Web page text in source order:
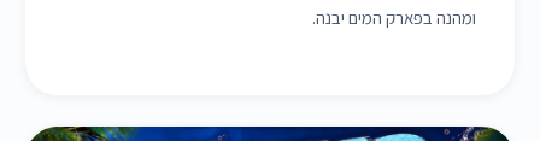
ומהנה בפארק המים יבנה.